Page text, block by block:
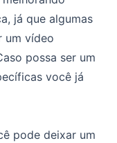
já que algumas
um vídeo
possa ser um
você já
pode deixar um